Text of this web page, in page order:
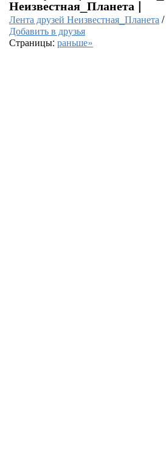
Неизвестная_Планета |
Лента друзей Неизвестная_Планета/
Добавить в друзья
Страницы: раньше»